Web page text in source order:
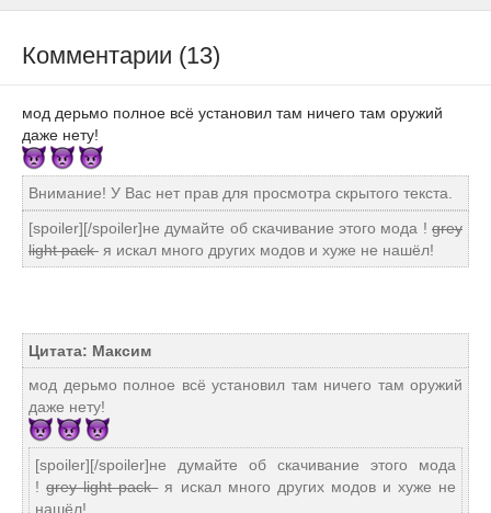
Комментарии (13)
мод дерьмо полное всё установил там ничего там оружий
даже нету!
Внимание! У Вас нет прав для просмотра скрытого текста.
[spoiler][/spoiler]не думайте об скачивание этого мода ! grey
light pack я искал много других модов и хуже не нашёл!
Цитата: Максим
мод дерьмо полное всё установил там ничего там оружий
даже нету!
[spoiler][/spoiler]не думайте об скачивание этого мода
!grey light packя искал много других модов и хуже не
нашёл!